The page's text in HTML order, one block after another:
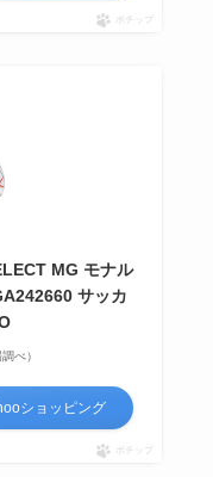
ポチップ
MG モナル
サッカ
べ）
ショッピング
ポチップ